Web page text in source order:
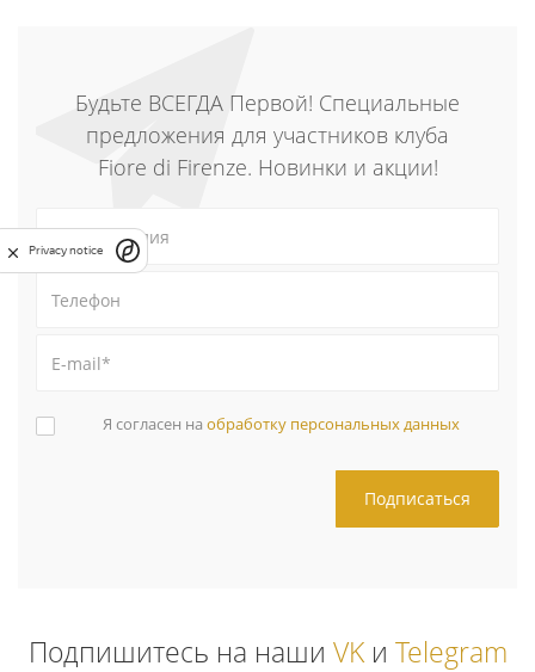
Будьте ВСЕГДА Первой! Специальные
предложения для участников клуба
Fiore di Firenze. Новинки и акции!
Я согласен на обработку персональных данных
Подпишитесь на наши VKи Telegram
Privacy notice